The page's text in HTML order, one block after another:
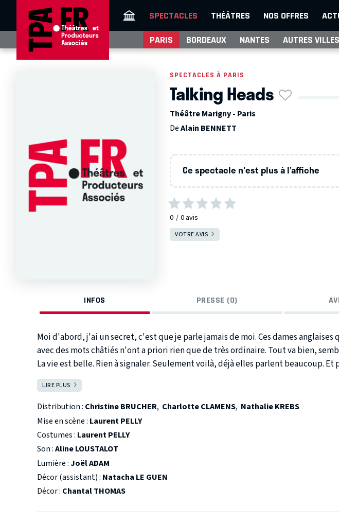
SPECTACLES THÉÂTRES NOS OFFRES
PARIS BORDEAUX NANTES AUTRES VILLES
SPECTACLES À PARIS
Talking Heads
Théâtre Marigny - Paris
DeAlain BENNETT
Ce spectacle n'est plus à l’affiche
0 0avis
VOTRE AVIS
INFOS PRESSE (0)
Moi d'abord, j'ai un secret, c'est que je parle jamais de moi. Ces dames
avec des mots châtiés n'ont a priori rien que de très ordinaire. Tout va bien,
La vie est belle. Rien à signaler. Seulement voilà, déjà elles parlent beaucoup.
phrases, on perçoit quelques failles. Certes tout est merveilleusement
même cette dame qui est train de nous parler de sa vie de bureau est assez
personne ne la supporte. En plus, elle est malade. Mais prenons un autre
une dame des plus épanouies. C'est seulement sa voisine d'en face qui a un
important : elle vient d'assassiner son mari. L'auteur, Alan Bennett a ce don
de jouer sur le décalage entre le ton des mots et ce qui se dit réellement à travers
habileté diabolique, il tisse ensemble humour et tragédie dans un esprit des plus
Laurent Pelly avait déjà mis en scène quelques unes de ces «têtes qui parlent»
1990. Il y revient avec délices dans ce nouveau spectacle où, avec les mêmes
l'origine, il présente de nouveaux textes.
LIRE PLUS
Distribution : Christine BRUCHER, Charlotte CLAMENS, Nathalie KREBS
Mise en scène : Laurent PELLY
Costumes : Laurent PELLY
Son :Aline LOUSTALOT
Lumière :Joël ADAM
Décor (assistant) : Natacha LE GUEN
Décor : Chantal THOMAS